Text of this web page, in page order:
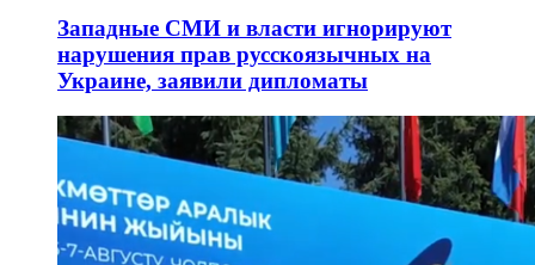
Западные СМИ и власти игнорируют
нарушения прав русскоязычных на
Украине, заявили дипломаты